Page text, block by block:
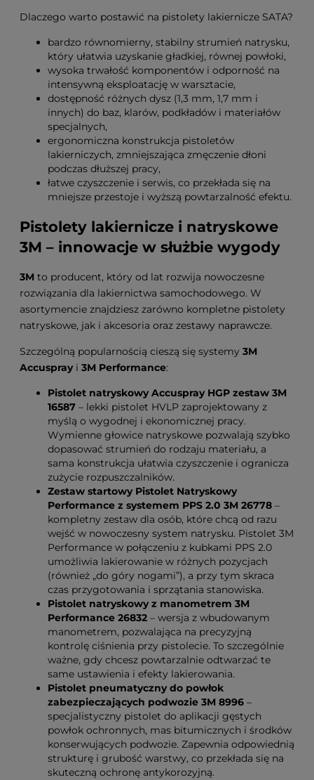
Dlaczego warto postawić na pistolety lakiernicze SATA?
bardzo równomierny, stabilny strumień natrysku,
który ułatwia uzyskanie gładkiej, równej powłoki,
wysoka trwałość komponentów i odporność na
intensywną eksploatację w warsztacie,
dostępność różnych dysz (1,3 mm, 1,7 mm i
innych) do baz, klarów, podkładów i materiałów
specjalnych,
ergonomiczna konstrukcja pistoletów
lakierniczych, zmniejszająca zmęczenie dłoni
podczas dłuższej pracy,
łatwe czyszczenie i serwis, co przekłada się na
mniejsze przestoje i wyższą powtarzalność efektu.
Pistolety lakiernicze i natryskowe
3M – innowacje w służbie wygody
3M to producent, który od lat rozwija nowoczesne
rozwiązania dla lakiernictwa samochodowego. W
asortymencie znajdziesz zarówno kompletne pistolety
natryskowe, jak i akcesoria oraz zestawy naprawcze.
Szczególną popularnością cieszą się systemy 3M
Accusprayi 3M Performance:
Pistolet natryskowy Accuspray HGP zestaw 3M
16587 – lekki pistolet HVLP zaprojektowany z
myślą o wygodnej i ekonomicznej pracy.
Wymienne głowice natryskowe pozwalają szybko
dopasować strumień do rodzaju materiału, a
sama konstrukcja ułatwia czyszczenie i ogranicza
zużycie rozpuszczalników.
Zestaw startowy Pistolet Natryskowy
Performance z systemem PPS 2.0 3M 26778 –
kompletny zestaw dla osób, które chcą od razu
wejść w nowoczesny system natrysku. Pistolet 3M
Performance w połączeniu z kubkami PPS 2.0
umożliwia lakierowanie w różnych pozycjach
(również „do góry nogami”), a przy tym skraca
czas przygotowania i sprzątania stanowiska.
Pistolet natryskowy z manometrem 3M
Performance 26832 – wersja z wbudowanym
manometrem, pozwalająca na precyzyjną
kontrolę ciśnienia przy pistolecie. To szczególnie
ważne, gdy chcesz powtarzalnie odtwarzać te
same ustawienia i efekty lakierowania.
Pistolet pneumatyczny do powłok
zabezpieczających podwozie 3M 8996 –
specjalistyczny pistolet do aplikacji gęstych
powłok ochronnych, mas bitumicznych i środków
konserwujących podwozie. Zapewnia odpowiednią
strukturę i grubość warstwy, co przekłada się na
skuteczną ochronę antykorozyjną.